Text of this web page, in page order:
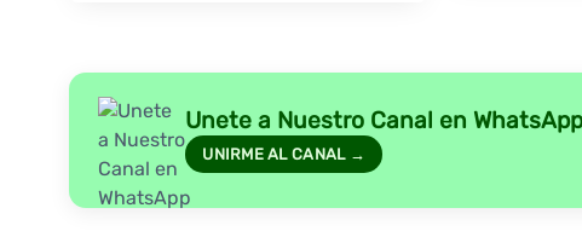
Unete a Nuestro Canal en WhatsApp
UNIRME AL CANAL →